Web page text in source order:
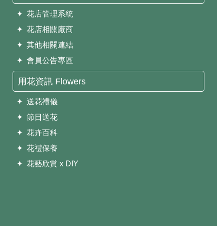
✦ 花店管理系統
✦ 花店相關廠商
✦ 其他相關連結
✦ 會員公告專區
用花資訊 Flowers
✦ 送花禮儀
✦ 節日送花
✦ 花卉百科
✦ 花禮保養
✦ 花藝欣賞 x DIY